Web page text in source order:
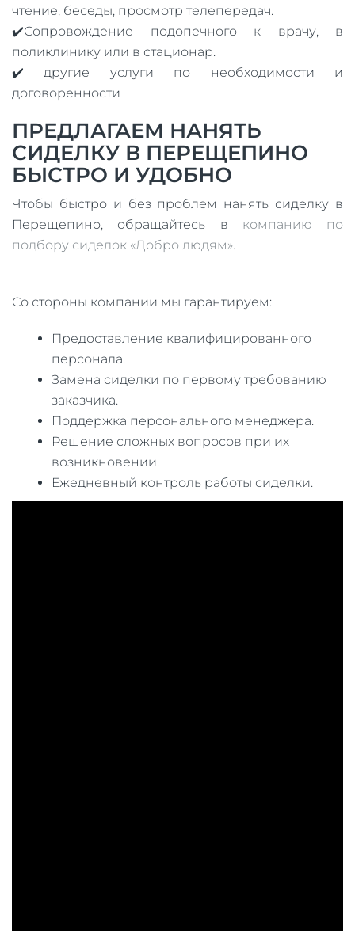
чтение, беседы, просмотр телепередач.
✔️Сопровождение подопечного к врачу, в
поликлинику или в стационар.
✔️ другие услуги по необходимости и
договоренности
ПРЕДЛАГАЕМ НАНЯТЬ
СИДЕЛКУ В ПЕРЕЩЕПИНО
БЫСТРО И УДОБНО
Чтобы быстро и без проблем нанять сиделку в
Перещепино, обращайтесь в компанию по
подбору сиделок «Добро людям».
Со стороны компании мы гарантируем:
Предоставление квалифицированного
персонала.
Замена сиделки по первому требованию
заказчика.
Поддержка персонального менеджера.
Решение сложных вопросов при их
возникновении.
Ежедневный контроль работы сиделки.